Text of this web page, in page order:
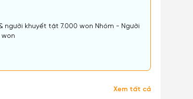
người khuyết tật 7.000 won Nhóm - Người
Xem tất cả